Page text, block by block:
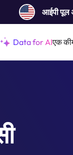
आईपी ​​पूल
Data for AIएक